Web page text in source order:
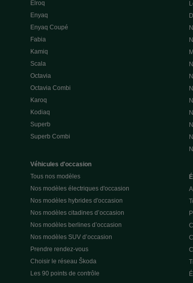
Elroq
Enyaq
Enyaq Coupé
Fabia
Kamiq
Scala
Octavia
Octavia Combi
Karoq
Kodiaq
Superb
Superb Combi
Véhicules d'occasion
Tous nos modèles
Nos modèles électriques d'occasion
Nos modèles hybrides d'occasion
Nos modèles citadines d’occasion
Nos modèles berlines d’occasion
Nos modèles SUV d’occasion
Prendre rendez-vous
Choisir le réseau Škoda
Les 90 points de contrôle